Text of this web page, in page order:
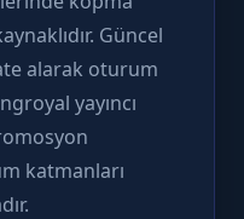
Güncel
alarak oturum
yayıncı
katmanları